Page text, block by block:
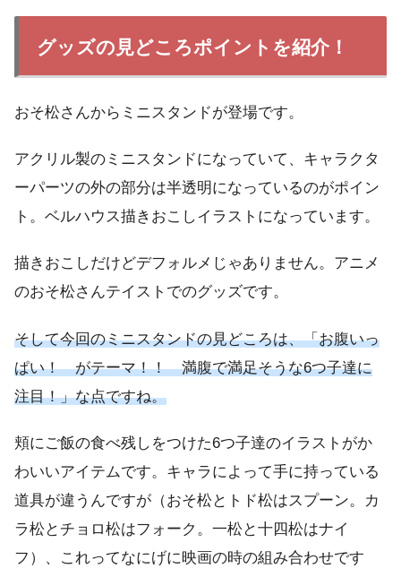
グッズの見どころポイントを紹介！
おそ松さんからミニスタンドが登場です。
アクリル製のミニスタンドになっていて、キャラクタ
ーパーツの外の部分は半透明になっているのがポイン
ト。ベルハウス描きおこしイラストになっています。
描きおこしだけどデフォルメじゃありません。アニメ
のおそ松さんテイストでのグッズです。
そして今回のミニスタンドの見どころは、「お腹いっ
ぱい！ がテーマ！！ 満腹で満足そうな6つ子達に
注目！」な点ですね。
頬にご飯の食べ残しをつけた6つ子達のイラストがか
わいいアイテムです。キャラによって手に持っている
道具が違うんですが（おそ松とトド松はスプーン。カ
ラ松とチョロ松はフォーク。一松と十四松はナイ
フ）、これってなにげに映画の時の組み合わせです